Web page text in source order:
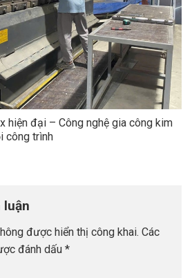
hiện đại – Công nghệ gia công kim
công trình
được hiển thị công khai. Các
đánh dấu *